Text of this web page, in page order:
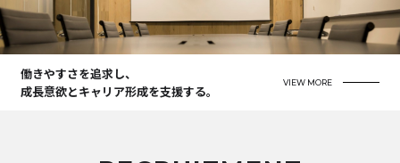
働きやすさを追求し、
成長意欲とキャリア形成を支援する。
VIEW MORE